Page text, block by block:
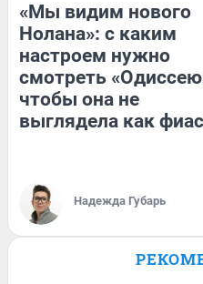
«Мы видим нового
Нолана»: с каким
настроем нужно
смотреть
чтобы она не
выглядела как
Надежда Губарь